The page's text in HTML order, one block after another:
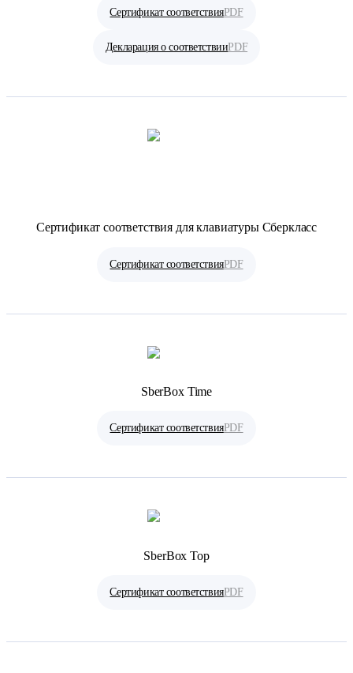
Сертификат соответствияPDF
Декларация о соответствииPDF
Сертификат соответствия для клавиатуры Сберкласс
Сертификат соответствияPDF
SberBox Time
Сертификат соответствияPDF
SberBox Top
Сертификат соответствияPDF